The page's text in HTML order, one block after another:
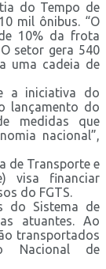
do Tempo de
mil ônibus. “O
10% da frota
setor gera 540
uma cadeia de
a iniciativa do
lançamento do
medidas que
nacional”,
de Transporte e
visa financiar
do FGTS.
do Sistema de
atuantes. Ao
transportados
Nacional de